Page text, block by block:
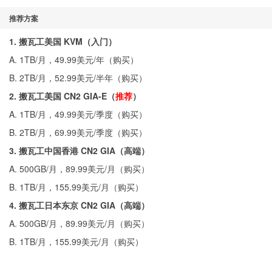
推荐方案
1. 搬瓦工美国 KVM（入门）
A. 1TB/月，49.99美元/年（购买）
B. 2TB/月，52.99美元/半年（购买）
2. 搬瓦工美国 CN2 GIA-E（推荐）
A. 1TB/月，49.99美元/季度（购买）
B. 2TB/月，69.99美元/季度（购买）
3. 搬瓦工中国香港 CN2 GIA（高端）
A. 500GB/月，89.99美元/月（购买）
B. 1TB/月，155.99美元/月（购买）
4. 搬瓦工日本东京 CN2 GIA（高端）
A. 500GB/月，89.99美元/月（购买）
B. 1TB/月，155.99美元/月（购买）